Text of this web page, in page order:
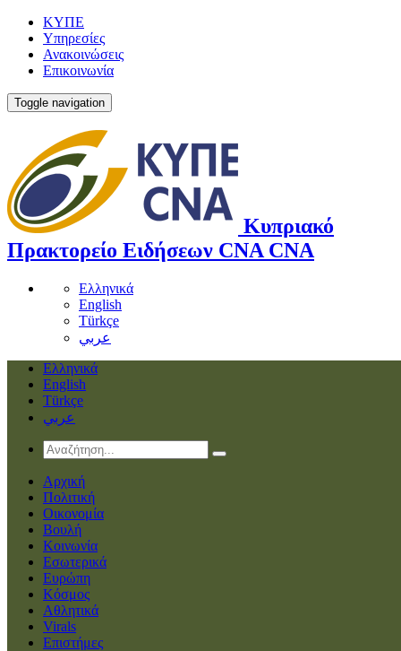
ΚΥΠΕ
Υπηρεσίες
Ανακοινώσεις
Επικοινωνία
Toggle navigation
Κυπριακό
Πρακτορείο Ειδήσεων CNA CNA
Ελληνικά
English
Türkçe
عربي
Ελληνικά
English
Türkçe
عربي
Αρχική
Πολιτική
Οικονομία
Βουλή
Κοινωνία
Εσωτερικά
Ευρώπη
Κόσμος
Αθλητικά
Virals
Επιστήμες